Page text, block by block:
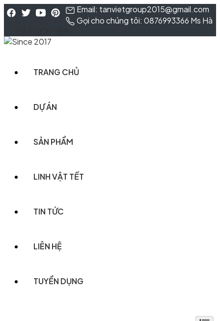
Email: tanvietgroup2015@gmail.com
Gọi cho chúng tôi: 0876993366 Ms Hà
TRANG CHỦ
DỰ ÁN
SẢN PHẨM
LINH VẬT TẾT
TIN TỨC
LIÊN HỆ
TUYỂN DỤNG